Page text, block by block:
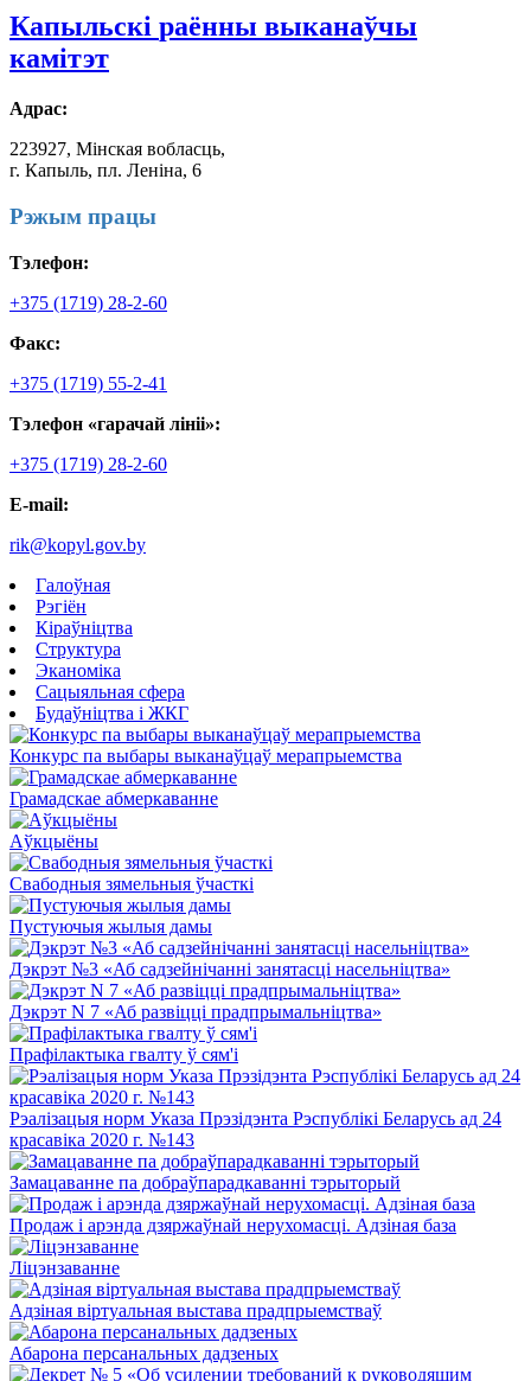
Капыльскі раённы выканаўчы
камітэт
Адрас:
223927, Мінская вобласць,
г. Капыль, пл. Леніна, 6
Рэжым працы
Тэлефон:
+375 (1719) 28-2-60
Факс:
+375 (1719) 55-2-41
Тэлефон «гарачай лініі»:
+375 (1719) 28-2-60
E-mail:
rik@kopyl.gov.by
Галоўная
Рэгіён
Кіраўніцтва
Структура
Эканоміка
Сацыяльная сфера
Будаўніцтва і ЖКГ
Конкурс па выбары выканаўцаў мерапрыемства
Грамадскае абмеркаванне
Аўкцыёны
Свабодныя зямельныя ўчасткі
Пустуючыя жылыя дамы
Дэкрэт №3 «Аб садзейнічанні занятасці насельніцтва»
Дэкрэт N 7 «Аб развіцці прадпрымальніцтва»
Прафілактыка гвалту ў сям'і
Рэалізацыя норм Указа Прэзідэнта Рэспублікі Беларусь ад 24
красавіка 2020 г. №143
Замацаванне па добраўпарадкаванні тэрыторый
Продаж і арэнда дзяржаўнай нерухомасці. Адзіная база
Ліцэнзаванне
Адзіная віртуальная выстава прадпрыемстваў
Абарона персанальных дадзеных